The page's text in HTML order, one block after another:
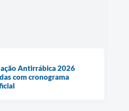
Antirrábica 2026
com cronograma